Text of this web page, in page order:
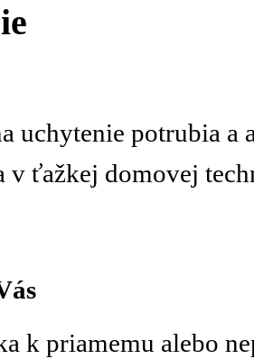
uchytenie potrubia a
v ťažkej domovej
k priamemu alebo